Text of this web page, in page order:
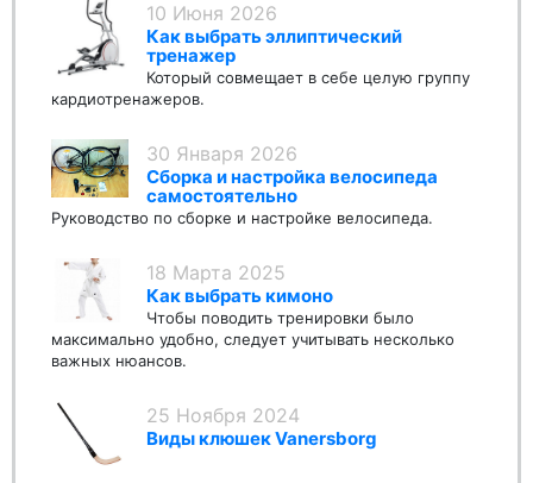
10 Июня 2026
Как выбрать эллиптический
тренажер
Который совмещает в себе целую группу
кардиотренажеров.
30 Января 2026
Сборка и настройка велосипеда
самостоятельно
Руководство по сборке и настройке велосипеда.
18 Марта 2025
Как выбрать кимоно
Чтобы поводить тренировки было
максимально удобно, следует учитывать несколько
важных нюансов.
25 Ноября 2024
Виды клюшек Vanersborg